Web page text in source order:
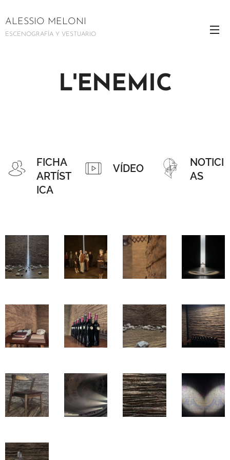
ALESSIO MELONI
ESCENOGRAFÍA Y VESTUARIO
L'ENEMIC
FICHA
ARTÍST
ICA
VÍDEO
NOTICI
AS